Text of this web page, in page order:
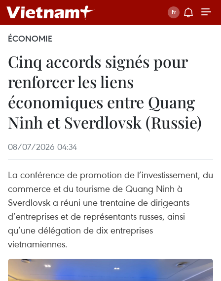
ÉCONOMIE
Cinq accords signés pour
renforcer les liens
économiques entre Quang
Ninh et Sverdlovsk (Russie)
08/07/2026 04:34
La conférence de promotion de l’investissement, du
commerce et du tourisme de Quang Ninh à
Sverdlovsk a réuni une trentaine de dirigeants
d’entreprises et de représentants russes, ainsi
qu’une délégation de dix entreprises
vietnamiennes.